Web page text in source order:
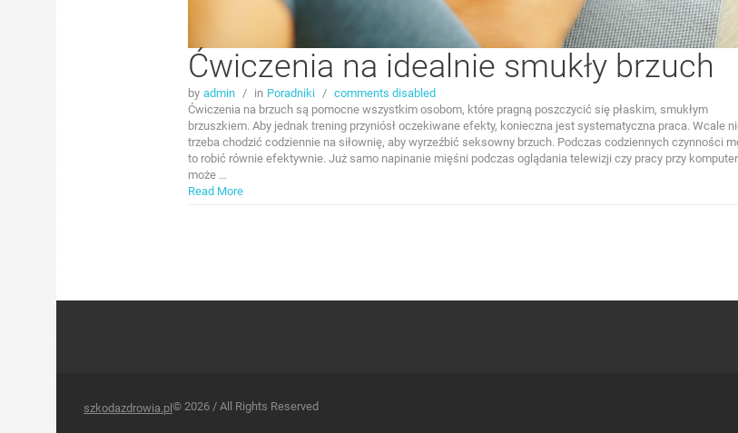
Ćwiczenia na idealnie smukły brzuch
by admin / in Poradniki / comments disabled
Ćwiczenia na brzuch są pomocne wszystkim osobom, które pragną poszczycić się płaskim, smukłym
brzuszkiem. Aby jednak trening przyniósł oczekiwane efekty, konieczna jest systematyczna praca. Wcale
trzeba chodzić codziennie na siłownię, aby wyrzeźbić seksowny brzuch. Podczas codziennych czynności
to robić równie efektywnie. Już samo napinanie mięśni podczas oglądania telewizji czy pracy przy
może …
Read More
szkodazdrowia.pl © 2026 / All Rights Reserved